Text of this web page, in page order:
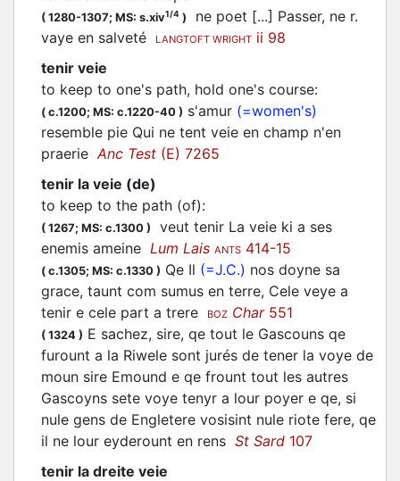
( 1280-1307; MS: s.xiv1/4 )
ne poet [...] Passer, ne r.
vaye en salveté
LANGTOFT WRIGHT ii 98
tenir veie
to keep to one's path, hold one's course:
( c.1200; MS: c.1220-40 ) s'amur (=women's)
resemble pie Qui ne tent veie en champ n'en
praerie Anc Test (E) 7265
tenir la veie (de)
to keep to the path (of):
( 1267; MS: c.1300 )
veut tenir La veie ki a ses
enemis ameine Lum Lais ANTS 414-15
( c.1305; MS: c.1330 ) Qe Il (=J.C.) nos doyne sa
grace, taunt com sumus en terre, Cele veye a
tenir e cele part a trere
BOZ Char551
( 1324 ) E sachez, sire, qe tout le Gascouns qe
furount a la Riwele sont jurés de tener la voye de
moun sire Emound e qe frount tout les autres
Gascoyns sete voye tenyr a lour poyer e qe, si
nule gens de Engletere vosisint nule riote fere, qe
il ne lour eyderount en rens St Sard 107
tenir la dreite veie